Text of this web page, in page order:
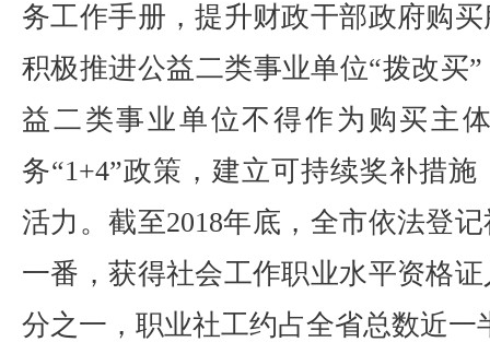
务工作手册，提升财政干部政府购
积极推进公益二类事业单位“拨改买
益二类事业单位不得作为购买主
务“1+4”政策，建立可持续奖补措
活力。截至2018年底，全市依法登
一番，获得社会工作职业水平资格
分之一，职业社工约占全省总数近一